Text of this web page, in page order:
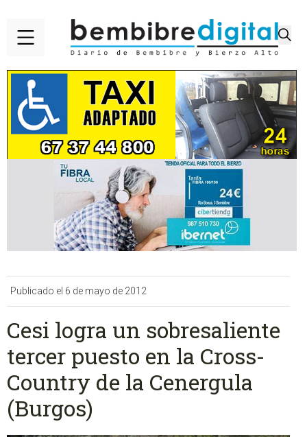
Publicado el 6 de mayo de 2012
Cesi logra un sobresaliente
tercer puesto en la Cross-
Country de la Cenergula
(Burgos)